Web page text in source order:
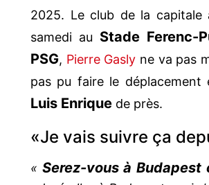
2025. Le club de la capitale
samedi au Stade Ferenc-
PSG, Pierre Gasly ne va pas
pas pu faire le déplacement
Luis Enrique de près.
«Je vais suivre ça
« Serez-vous à